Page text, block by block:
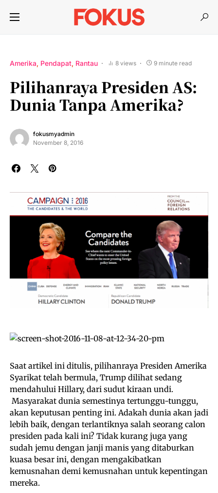
Amerika Pendapat Rantau 8 views 9 minute read
Pilihanraya Presiden AS:
Dunia Tanpa Amerika?
fokusmyadmin
November 8, 2016
Saat artikel ini ditulis, pilihanraya Presiden Amerika
Syarikat telah bermula, Trump dilihat sedang
mendahului Hillary, dari sudut kiraan undi.
Masyarakat dunia semestinya tertunggu-tunggu,
akan keputusan penting ini. Adakah dunia akan jadi
lebih baik, dengan terlantiknya salah seorang calon
presiden pada kali ini? Tidak kurang juga yang
sudah jemu dengan janji manis yang ditaburkan
kuasa besar ini, dengan mengakibatkan
kemusnahan demi kemusnahan untuk kepentingan
mereka.